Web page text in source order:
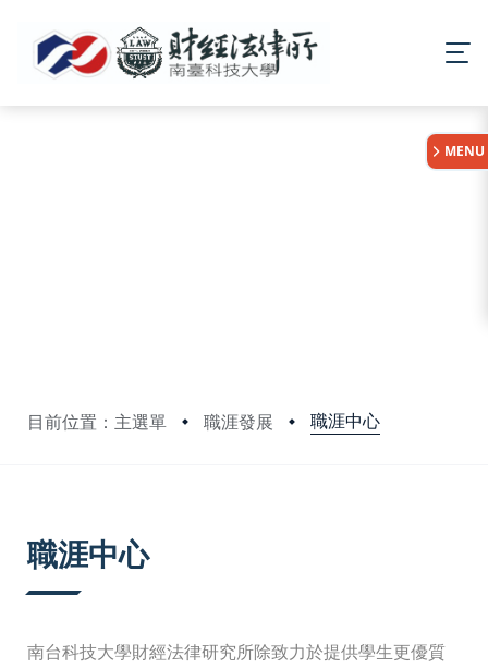
目前位置：主選單 職涯發展 職涯中心
MENU
職涯中心
南台科技大學財經法律研究所除致力於提供學生更優質